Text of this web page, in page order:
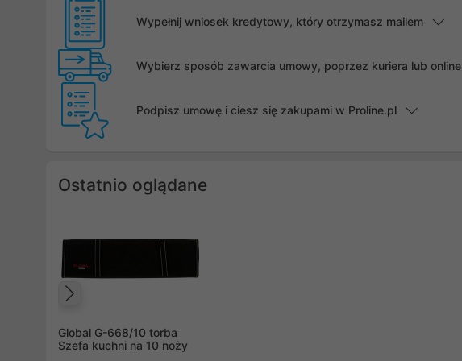
Wypełnij wniosek kredytowy, który otrzymasz mailem
Wybierz sposób zawarcia umowy, poprzez kuriera lub online
Podpisz umowę i ciesz się zakupami w Proline.pl
Ostatnio oglądane
Global G-668/10 torba
Szefa kuchni na 10 noży